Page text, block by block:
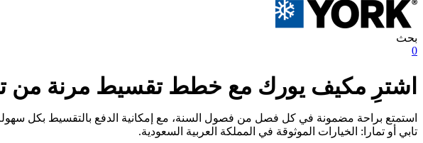
بحث
0
اشترِ مكيف يورك مع خطط تقسيط مرنة من
استمتع براحة مضمونة في كل فصل من فصول السنة، مع إمكانية الدفع بالتقسيط بكل
تابي أو تمارا: الخيارات الموثوقة في المملكة العربية السعودية.